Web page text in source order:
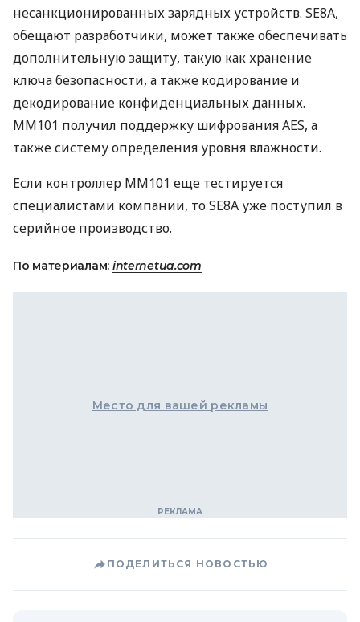
несанкционированных зарядных устройств. SE8A,
обещают разработчики, может также обеспечивать
дополнительную защиту, такую как хранение
ключа безопасности, а также кодирование и
декодирование конфиденциальных данных.
MM101 получил поддержку шифрованияAES, а
также систему определения уровня влажности.
Если контроллер MM101 еще тестируется
специалистами компании, то SE8A уже поступил в
серийное производство.
По материалам: internetua.com
Место для вашей рекламы
ПОДЕЛИТЬСЯ НОВОСТЬЮ